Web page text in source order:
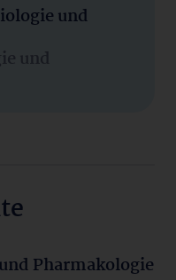
und
und
Pharmakologie